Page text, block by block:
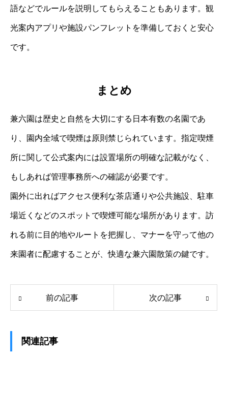
語などでルールを説明してもらえることもあります。観
光案内アプリや施設パンフレットを準備しておくと安心
です。
まとめ
兼六園は歴史と自然を大切にする日本有数の名園であ
り、園内全域で喫煙は原則禁じられています。指定喫煙
所に関して公式案内には設置場所の明確な記載がなく、
もしあれば管理事務所への確認が必要です。
園外に出ればアクセス便利な茶店通りや公共施設、駐車
場近くなどのスポットで喫煙可能な場所があります。訪
れる前に目的地やルートを把握し、マナーを守って他の
来園者に配慮することが、快適な兼六園散策の鍵です。
前の記事 次の記事
関連記事